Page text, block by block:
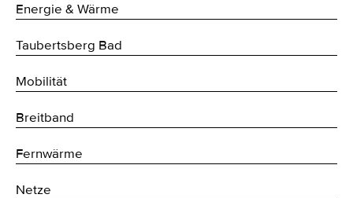
Energie & Wärme
Taubertsberg Bad
Mobilität
Breitband
Fernwärme
Netze